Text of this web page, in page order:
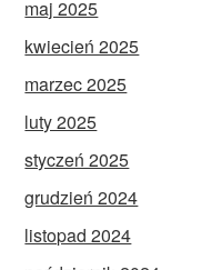
maj 2025
kwiecień 2025
marzec 2025
luty 2025
styczeń 2025
grudzień 2024
listopad 2024